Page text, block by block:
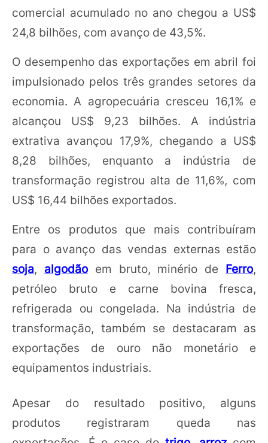
comercial acumulado no ano chegou a US$
24,8 bilhões, com avanço de 43,5%.
O desempenho das exportações em abril foi
impulsionado pelos três grandes setores da
economia. A agropecuária cresceu 16,1% e
alcançou US$ 9,23 bilhões. A indústria
extrativa avançou 17,9%, chegando a US$
8,28 bilhões, enquanto a indústria de
transformação registrou alta de 11,6%, com
US$ 16,44 bilhões exportados.
Entre os produtos que mais contribuíram
para o avanço das vendas externas estão
soja, algodãoem bruto, minério de Ferro,
petróleo bruto e carne bovina fresca,
refrigerada ou congelada. Na indústria de
transformação, também se destacaram as
exportações de ouro não monetário e
equipamentos industriais.
Apesar do resultado positivo, alguns
produtos registraram queda nas